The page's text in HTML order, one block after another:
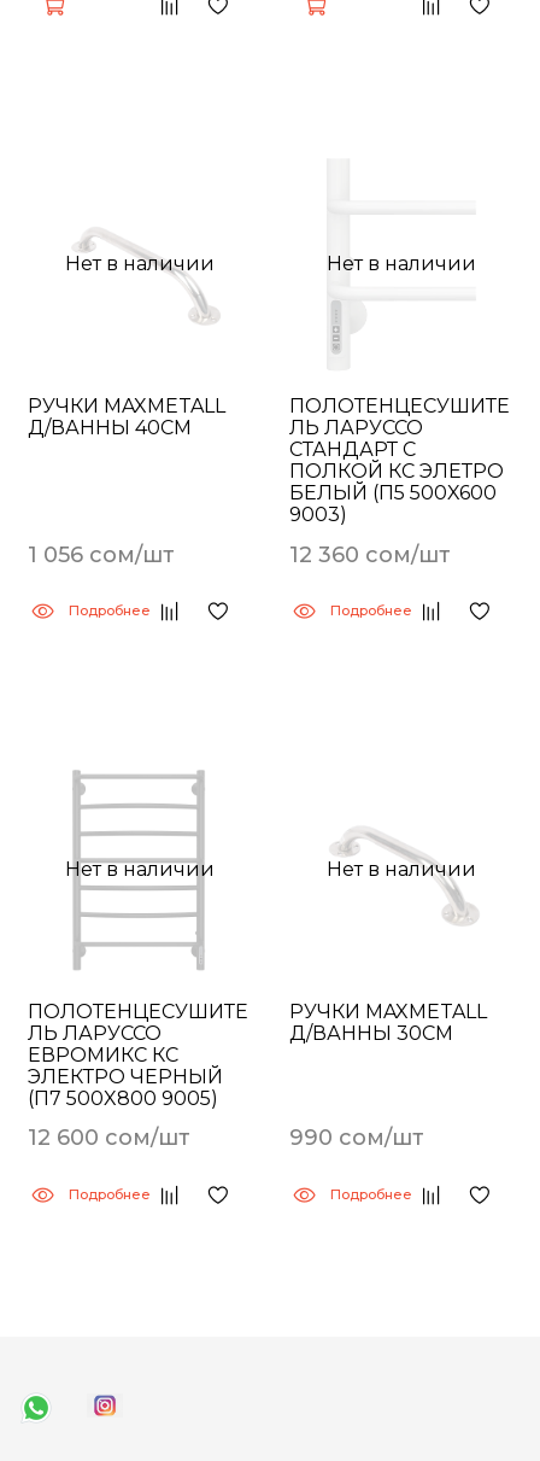
Нет в наличии
РУЧКИ MAXMETALL
Д/ВАННЫ 40СМ
1 056 сом/шт
Подробнее
Нет в наличии
ПОЛОТЕНЦЕСУШИТЕ
ЛЬ ЛАРУССО
СТАНДАРТ С
ПОЛКОЙ КС ЭЛЕТРО
БЕЛЫЙ (П5 500X600
9003)
12 360 сом/шт
Подробнее
Нет в наличии
ПОЛОТЕНЦЕСУШИТЕ
ЛЬ ЛАРУССО
ЕВРОМИКС КС
ЭЛЕКТРО ЧЕРНЫЙ
(П7 500X800 9005)
12 600 сом/шт
Подробнее
Нет в наличии
РУЧКИ MAXMETALL
Д/ВАННЫ 30СМ
990 сом/шт
Подробнее